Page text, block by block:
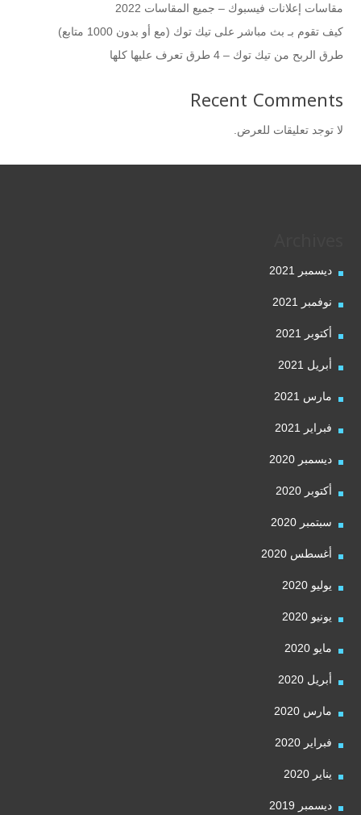
مقاسات إعلانات فيسبوك – جميع المقاسات 2022
كيف تقوم بـ بث مباشر على تيك توك (مع أو بدون 1000 متابع)
طرق الربح من تيك توك – 4 طرق تعرف عليها كلها
Recent Comments
لا توجد تعليقات للعرض.
ديسمبر 2021
نوفمبر 2021
أكتوبر 2021
أبريل 2021
مارس 2021
فبراير 2021
ديسمبر 2020
أكتوبر 2020
سبتمبر 2020
أغسطس 2020
يوليو 2020
يونيو 2020
مايو 2020
أبريل 2020
مارس 2020
فبراير 2020
يناير 2020
ديسمبر 2019